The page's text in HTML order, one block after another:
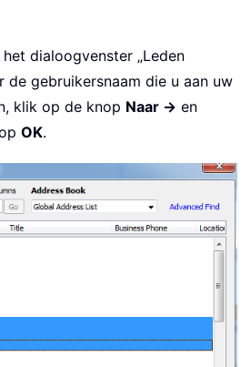
dialoogvenster „Leden
de gebruikersnaam die u aan uw
klik op de knop Naar -> en
OK.